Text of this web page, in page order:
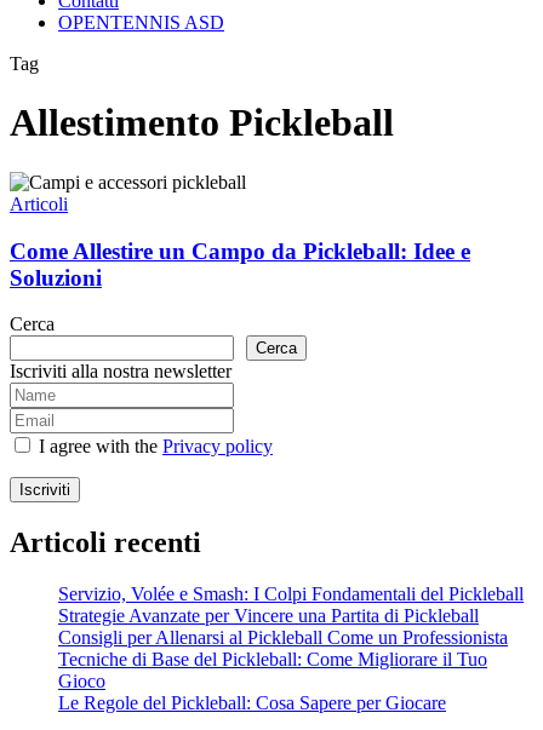
OPENTENNIS ASD
Tag
Allestimento Pickleball
Come
Allestire
Campo
da
Pickleball:
e
Soluzioni
Articoli
Come Allestire un Campo da Pickleball: Idee e
Soluzioni
Cerca
Cerca
Iscriviti alla nostra newsletter
I agree with the Privacy policy
Iscriviti
Articoli recenti
Servizio, Volée e Smash: I Colpi Fondamentali del Pickleball
Strategie Avanzate per Vincere una Partita di Pickleball
Consigli per Allenarsi al Pickleball Come un Professionista
Tecniche di Base del Pickleball: Come Migliorare il Tuo
Gioco
Le Regole del Pickleball: Cosa Sapere per Giocare